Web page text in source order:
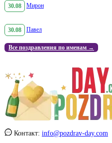
30.08 Мирон
30.08 Павел
Все поздравления по именам →
Контакт: info@pozdrav-day.com